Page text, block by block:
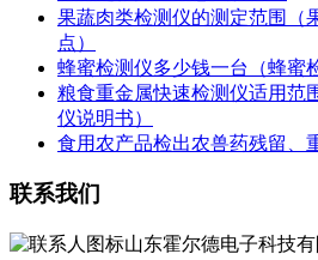
果蔬肉类检测仪的测定范围（
点）
蜂蜜检测仪多少钱一台（蜂蜜
粮食重金属快速检测仪适用范
仪说明书）
食用农产品检出农兽药残留、
联系我们
山东霍尔德电子科技有